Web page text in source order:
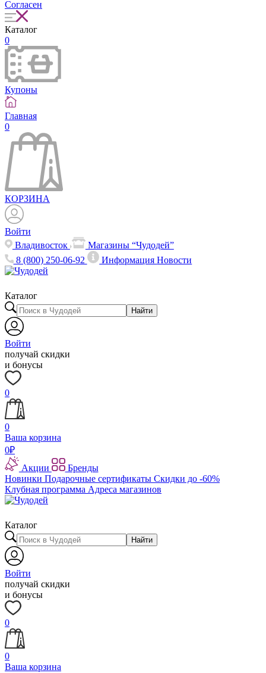
Согласен
Каталог
0
Купоны
Главная
0
КОРЗИНА
Войти
Владивосток
Магазины “Чудодей”
8 (800) 250-06-92
ИнформацияНовости
Каталог
Найти
Войти
получай скидки
и бонусы
0
0
Ваша корзина
0₽
Акции
Бренды
Новинки Подарочные сертификаты Скидки до -60%
Клубная программа Адреса магазинов
Каталог
Найти
Войти
получай скидки
и бонусы
0
0
Ваша корзина